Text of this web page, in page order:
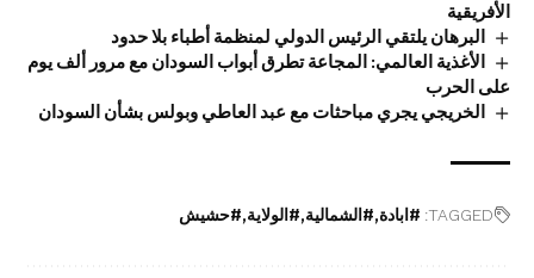
الأفريقية
البرهان يلتقي الرئيس الدولي لمنظمة أطباء بلا حدود
الأغذية العالمي: المجاعة تطرق أبواب السودان مع مرور ألف يوم
على الحرب
الخريجي يجري مباحثات مع عبد العاطي وبولس بشأن السودان
TAGGED: #ابادة #الشمالية #الولاية #حشيش